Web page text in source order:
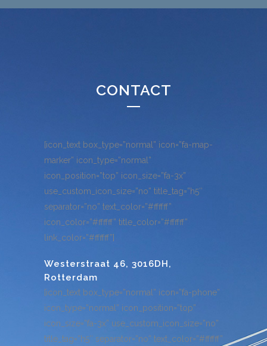
CONTACT
[icon_text box_type=”normal” icon=”fa-map-
marker” icon_type=”normal”
icon_position=”top” icon_size=”fa-3x”
use_custom_icon_size=”no” title_tag=”h5″
separator=”no” text_color=”#ffffff”
icon_color=”#ffffff” title_color=”#ffffff”
link_color=”#ffffff”]
Westerstraat 46, 3016DH,
Rotterdam
[icon_text box_type=”normal” icon=”fa-phone”
icon_type=”normal” icon_position=”top”
icon_size=”fa-3x” use_custom_icon_size=”no”
title_tag=”h5″ separator=”no” text_color=”#ffffff”